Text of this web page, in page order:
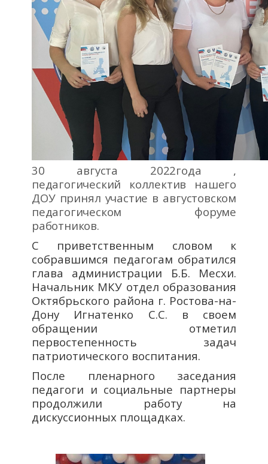
30 августа 2022года ,
педагогический коллектив нашего
ДОУ принял участие в августовском
педагогическом форуме
работников.
С приветственным словом к
собравшимся педагогам обратился
глава администрации Б.Б. Месхи.
Начальник МКУ отдел образования
Октябрьского района г. Ростова-на-
Дону Игнатенко С.С. в своем
обращении отметил
первостепенность задач
патриотического воспитания.
После пленарного заседания
педагоги и социальные партнеры
продолжили работу на
дискуссионных площадках.